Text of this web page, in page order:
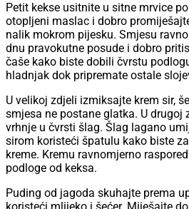
Petit kekse usitnite u sitne mrvice
otopljeni maslac i dobro
nalik mokrom pijesku. Smjesu
dnu pravokutne posude i dobro
čaše kako biste dobili čvrstu
hladnjak dok pripremate ostale
U velikoj zdjeli izmiksajte krem sir,
smjesa ne postane glatka. U drugoj
vrhnje u čvrsti šlag. Šlag lagano
sirom koristeći špatulu kako biste
kreme. Kremu ravnomjerno
podloge od keksa.
Puding od jagoda skuhajte prema